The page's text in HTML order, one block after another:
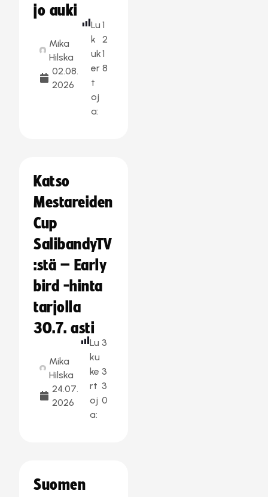
jo auki
Mika
Hilska
02.08.
2026
Lu
k
uk
er
t
oj
a:
1
2
1
8
Katso
Mestareiden
Cup
SalibandyTV
:stä – Early
bird -hinta
tarjolla
30.7. asti
Mika
Hilska
24.07.
2026
Lu
ku
ke
rt
oj
a:
3
3
3
0
Suomen